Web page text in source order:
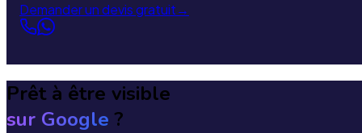
Demander un devis gratuit→
Prêt à être visible
sur Google ?